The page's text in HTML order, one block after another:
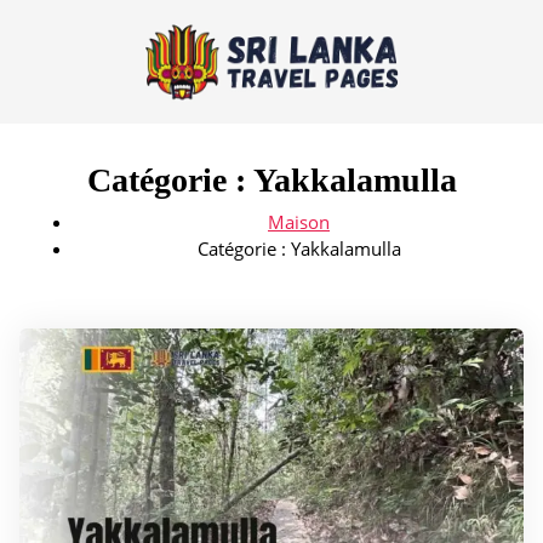
Catégorie : Yakkalamulla
Maison
Catégorie : Yakkalamulla